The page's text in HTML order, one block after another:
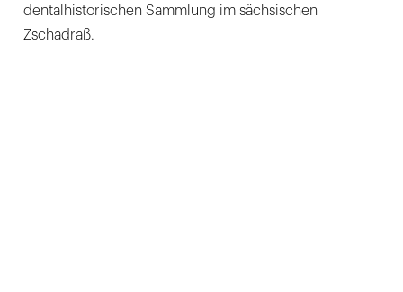
dentalhistorischen Sammlung im sächsischen
Zschadraß.